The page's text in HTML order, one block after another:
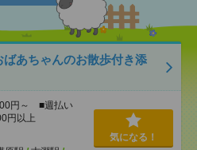
ばあちゃんのお散歩付き添
円～ ■週払い
円以上
気になる！